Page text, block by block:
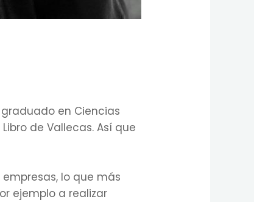
en Ciencias
de Vallecas. Así que
lo que más
ejemplo a realizar